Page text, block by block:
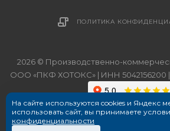
ПОЛИТИКА
2026 © Производственно-
ООО «ПКФ ХОТОКС» | ИНН 5042156200 |
На сайте используются cookies и Яндекс
использовать сайт, вы принимаете
конфиденциальности